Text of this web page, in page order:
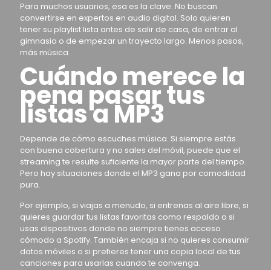
Para muchos usuarios, esa es la clave. No buscan
convertirse en expertos en audio digital. Solo quieren
tener su playlist lista antes de salir de casa, de entrar al
gimnasio o de empezar un trayecto largo. Menos pasos,
más música.
Cuándo merece la
pena pasar tus
listas a MP3
Depende de cómo escuches música. Si siempre estás
con buena cobertura y no sales del móvil, puede que el
streaming te resulte suficiente la mayor parte del tiempo.
Pero hay situaciones donde el MP3 gana por comodidad
pura.
Por ejemplo, si viajas a menudo, si entrenas al aire libre, si
quieres guardar tus listas favoritas como respaldo o si
usas dispositivos donde no siempre tienes acceso
cómodo a Spotify. También encaja si no quieres consumir
datos móviles o si prefieres tener una copia local de tus
canciones para usarlas cuando te convenga.